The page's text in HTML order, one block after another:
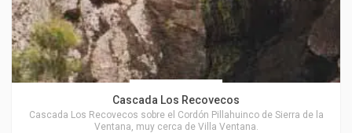
Cascada Los Recovecos
Cascada Los Recovecos sobre el Cordón Pillahuinco de Sierra de la
Ventana, muy cerca de Villa Ventana.